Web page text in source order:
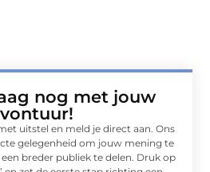
nog met jouw
uitstel en meld je direct aan. Ons
gelegenheid om jouw mening te
breder publiek te delen. Druk op